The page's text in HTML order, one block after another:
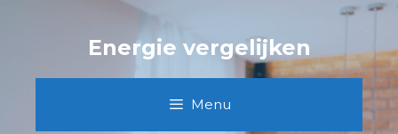
Energie vergelijken
Menu